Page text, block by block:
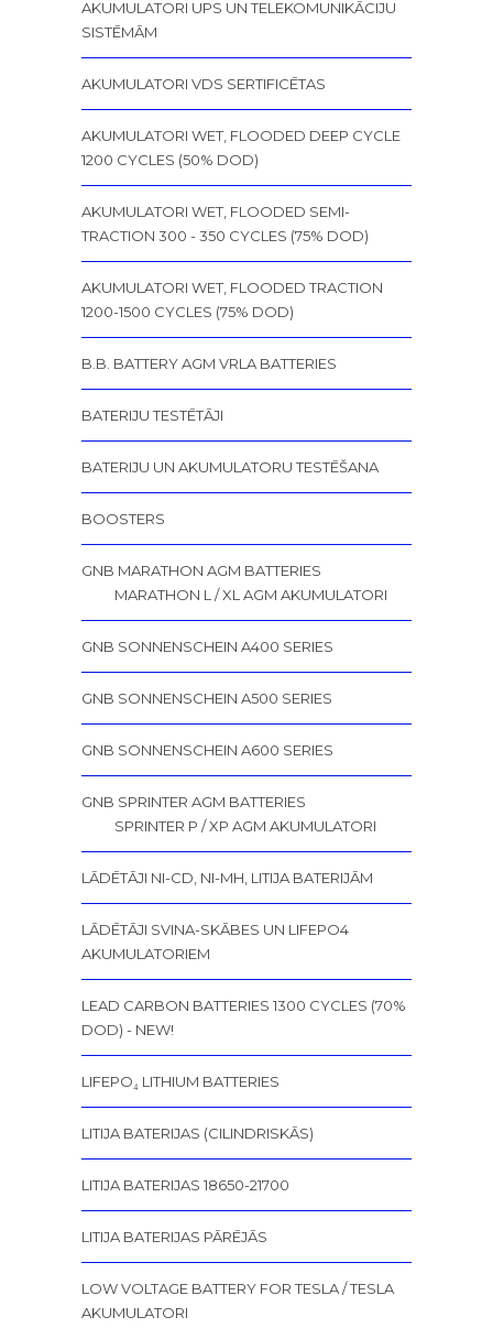
AKUMULATORI UPS UN TELEKOMUNIKĀCIJU
SISTĒMĀM
AKUMULATORI VDS SERTIFICĒTAS
AKUMULATORI WET, FLOODED DEEP CYCLE
1200 CYCLES (50% DOD)
AKUMULATORI WET, FLOODED SEMI-
TRACTION 300 - 350 CYCLES (75% DOD)
AKUMULATORI WET, FLOODED TRACTION
1200-1500 CYCLES (75% DOD)
B.B. BATTERY AGM VRLA BATTERIES
BATERIJU TESTĒTĀJI
BATERIJU UN AKUMULATORU TESTĒŠANA
BOOSTERS
GNB MARATHON AGM BATTERIES
MARATHON L / XL AGM AKUMULATORI
GNB SONNENSCHEIN A400 SERIES
GNB SONNENSCHEIN A500 SERIES
GNB SONNENSCHEIN A600 SERIES
GNB SPRINTER AGM BATTERIES
SPRINTER P / XP AGM AKUMULATORI
LĀDĒTĀJI NI-CD, NI-MH, LITIJA BATERIJĀM
LĀDĒTĀJI SVINA-SKĀBES UN LIFEPO4
AKUMULATORIEM
LEAD CARBON BATTERIES 1300 CYCLES (70%
DOD) - NEW!
LIFEPO₄ LITHIUM BATTERIES
LITIJA BATERIJAS (CILINDRISKĀS)
LITIJA BATERIJAS 18650-21700
LITIJA BATERIJAS PĀRĒJĀS
LOW VOLTAGE BATTERY FOR TESLA / TESLA
AKUMULATORI